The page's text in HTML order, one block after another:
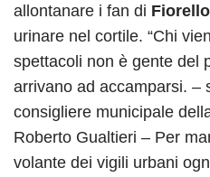
allontanare i fan di Fiorello
urinare nel cortile. “Chi
spettacoli non è gente del
arrivano ad accamparsi. –
consigliere municipale
Roberto Gualtieri – Per
volante dei vigili urbani